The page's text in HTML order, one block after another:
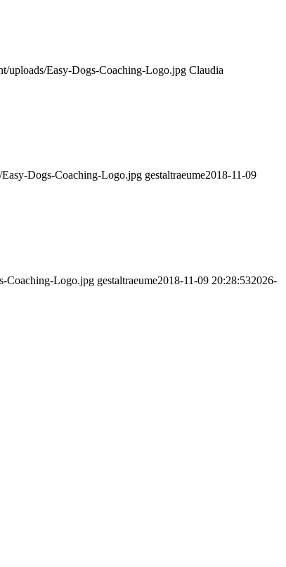
uploads/Easy-Dogs-Coaching-Logo.jpg Claudia
Dogs-Coaching-Logo.jpg gestaltraeume2018-11-09
Coaching-Logo.jpg gestaltraeume2018-11-09 20:28:532026-